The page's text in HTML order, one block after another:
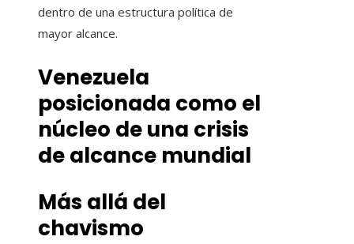
dentro de una estructura política de
mayor alcance.
Venezuela
posicionada como el
núcleo de una crisis
de alcance mundial
Más allá del
chavismo